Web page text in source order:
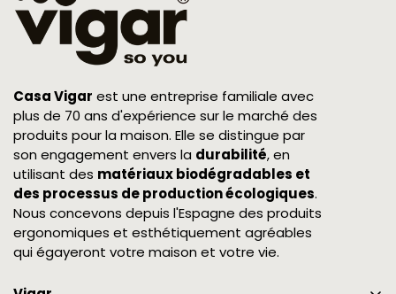
Casa Vigar est une entreprise familiale avec
plus de 70 ans d'expérience sur le marché des
produits pour la maison. Elle se distingue par
son engagement envers la durabilité, en
utilisant des matériaux biodégradables et
des processus de production écologiques.
Nous concevons depuis l'Espagne des produits
ergonomiques et esthétiquement agréables
qui égayeront votre maison et votre vie.